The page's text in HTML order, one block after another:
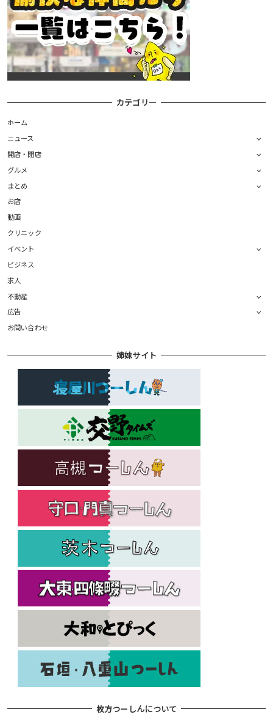
カテゴリー
ホーム
ニュース
開店・閉店
グルメ
まとめ
お店
動画
クリニック
イベント
ビジネス
求人
不動産
広告
お問い合わせ
姉妹サイト
枚方つーしんについて